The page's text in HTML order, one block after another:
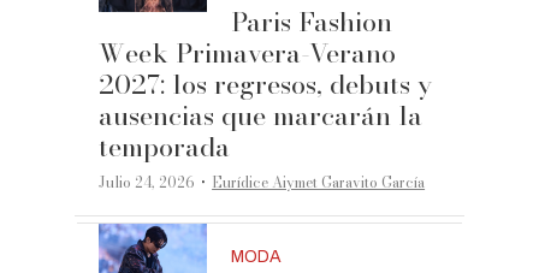
Paris Fashion
Week Primavera-Verano
2027: los regresos, debuts y
ausencias que marcarán la
temporada
Julio 24, 2026 ·Eurídice Aiymet Garavito García
MODA